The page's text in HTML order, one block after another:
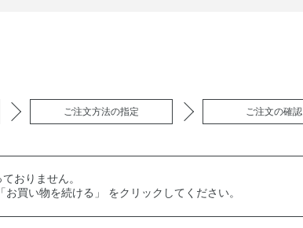
ご注文方法の指定 ご注文の確認
おりません。
買い物を続ける」 をクリックしてください。